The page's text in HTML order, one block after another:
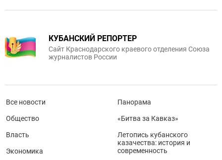
КУБАНСКИЙ РЕПОРТЕР
Сайт Краснодарского краевого отделения Союза
журналистов России
Все новости
Общество
Власть
Экономика
Панорама
«Битва за Кавказ»
Летопись кубанского
казачества: история и
современность